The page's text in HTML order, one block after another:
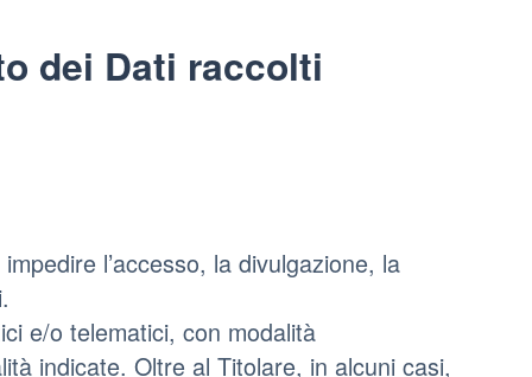
dei Dati raccolti
l’accesso, la divulgazione, la
e/o telematici, con modalità
indicate. Oltre al Titolare, in alcuni casi,